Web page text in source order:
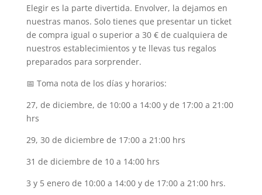
Elegir es la parte divertida. Envolver, la dejamos en
nuestras manos. Solo tienes que presentar un ticket
de compra igual o superior a 30 € de cualquiera de
nuestros establecimientos y te llevas tus regalos
preparados para sorprender.
📅 Toma nota de los días y horarios:
27, de diciembre, de 10:00 a 14:00 y de 17:00 a 21:00
hrs
29, 30 de diciembre de 17:00 a 21:00 hrs
31 de diciembre de 10 a 14:00 hrs
3 y 5 enero de 10:00 a 14:00 y de 17:00 a 21:00 hrs.